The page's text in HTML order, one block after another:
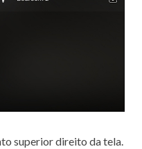
superior direito da tela.